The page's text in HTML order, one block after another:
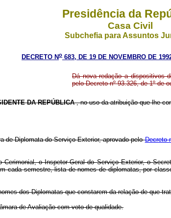
Presidência da
Casa Civil
Subchefia para Assuntos
DECRETO No 683, DE 19 DE NOVEMBRO DE
Dá nova redação a dispositivos
pelo Decreto nº 93.326, de 1º de
DA REPÚBLICA, no uso da atribuição que lhe
de Diplomata do Serviço Exterior, aprovado peloDecreto
o Inspetor-Geral do Serviço Exterior, o
cada semestre, lista de nomes de diplomatas, por
dos Diplomatas que constarem da relação de que
de Avaliação com voto de qualidade.